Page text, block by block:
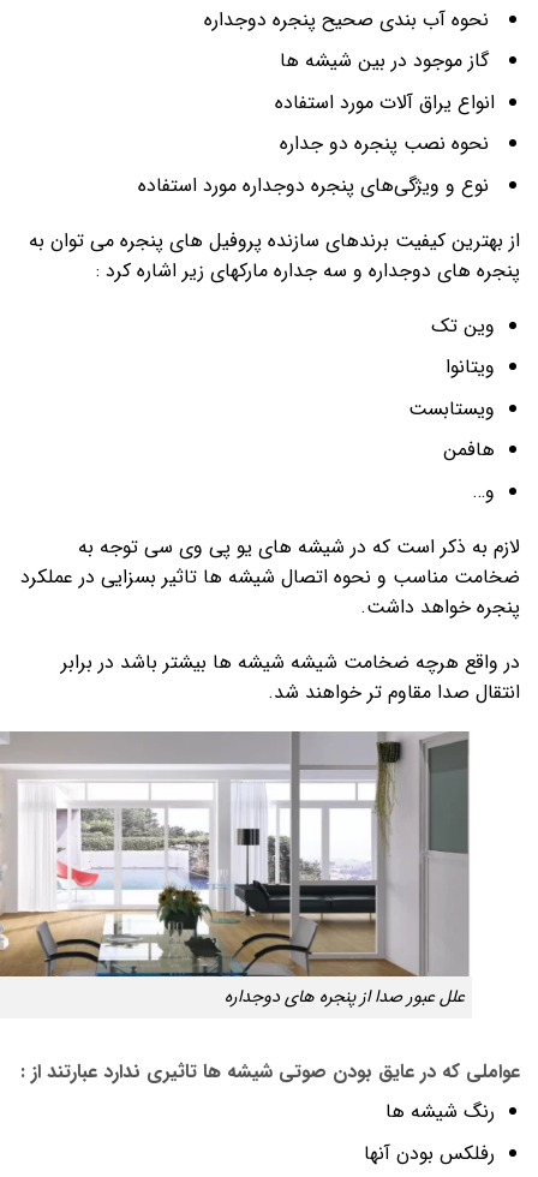
نحوه آب بندی صحیح پنجره دوجداره
گاز موجود در بین شیشه ها
انواع یراق آلات مورد استفاده
نحوه نصب پنجره دو جداره
نوع و ویژگی‌های پنجره دوجداره مورد استفاده
از بهترین کیفیت برندهای سازنده پروفیل های پنجره می توان به
پنجره های دوجداره و سه جداره مارکهای زیر اشاره کرد :
وین تک
ویتانوا
ویستابست
هافمن
و…
لازم به ذکر است که در شیشه های یو پی وی سی توجه به
ضخامت مناسب و نحوه اتصال شیشه ها تاثیر بسزایی در عملکرد
پنجره خواهد داشت.
در واقع هرچه ضخامت شیشه شیشه ها بیشتر باشد در برابر
انتقال صدا مقاوم تر خواهند شد.
علل عبور صدا از پنجره های دوجداره
عواملی که در عایق بودن صوتی شیشه ها تاثیری ندارد عبارتند از :
رنگ شیشه ها
رفلکس بودن آنها